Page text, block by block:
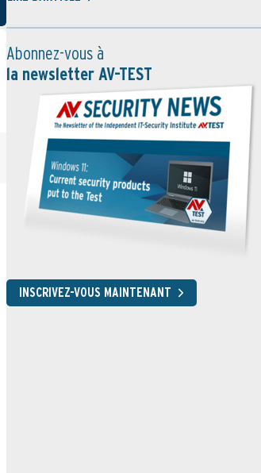
Abonnez-vous à
la newsletter AV-TEST
INSCRIVEZ-VOUS MAINTENANT